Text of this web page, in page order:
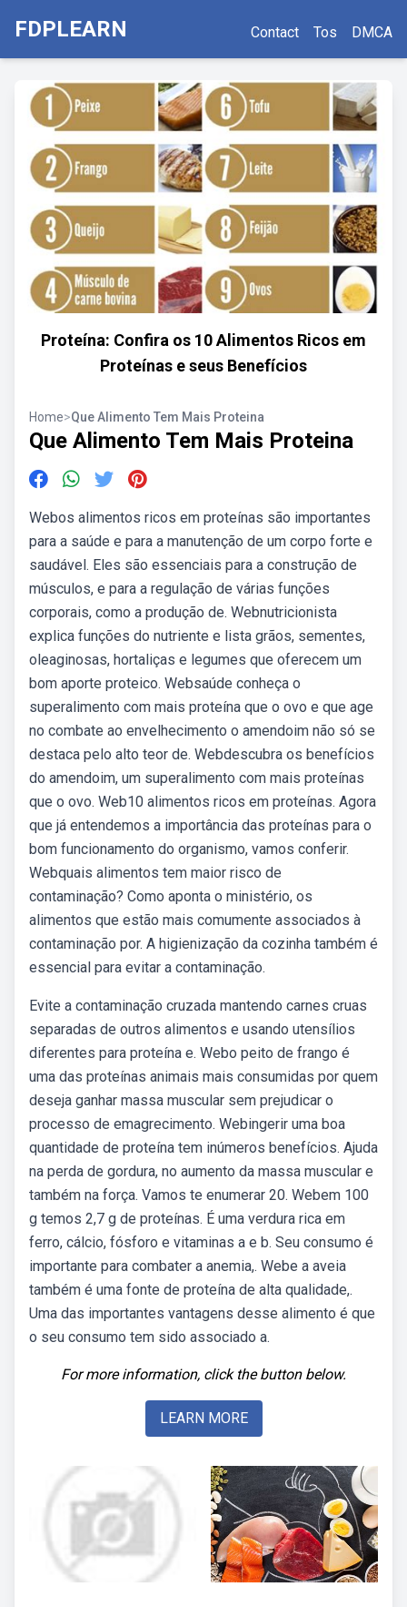
FDPLEARN Contact Tos DMCA
Proteína: Confira os 10 Alimentos Ricos em
Proteínas e seus Benefícios
Home>Que Alimento Tem Mais Proteina
Que Alimento Tem Mais Proteina
Webos alimentos ricos em proteínas são importantes
para a saúde e para a manutenção de um corpo forte e
saudável. Eles são essenciais para a construção de
músculos, e para a regulação de várias funções
corporais, como a produção de. Webnutricionista
explica funções do nutriente e lista grãos, sementes,
oleaginosas, hortaliças e legumes que oferecem um
bom aporte proteico. Websaúde conheça o
superalimento com mais proteína que o ovo e que age
no combate ao envelhecimento o amendoim não só se
destaca pelo alto teor de. Webdescubra os benefícios
do amendoim, um superalimento com mais proteínas
que o ovo. Web10 alimentos ricos em proteínas. Agora
que já entendemos a importância das proteínas para o
bom funcionamento do organismo, vamos conferir.
Webquais alimentos tem maior risco de
contaminação? Como aponta o ministério, os
alimentos que estão mais comumente associados à
contaminação por. A higienização da cozinha também é
essencial para evitar a contaminação.
Evite a contaminação cruzada mantendo carnes cruas
separadas de outros alimentos e usando utensílios
diferentes para proteína e. Webo peito de frango é
uma das proteínas animais mais consumidas por quem
deseja ganhar massa muscular sem prejudicar o
processo de emagrecimento. Webingerir uma boa
quantidade de proteína tem inúmeros benefícios. Ajuda
na perda de gordura, no aumento da massa muscular e
também na força. Vamos te enumerar 20. Webem 100
g temos 2,7 g de proteínas. É uma verdura rica em
ferro, cálcio, fósforo e vitaminas a e b. Seu consumo é
importante para combater a anemia,. Webe a aveia
também é uma fonte de proteína de alta qualidade,.
Uma das importantes vantagens desse alimento é que
o seu consumo tem sido associado a.
For more information, click the button below.
LEARN MORE